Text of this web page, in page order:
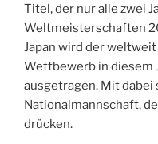
Titel, der nur alle zwei
Weltmeisterschaften
Japan wird der
Wettbewerb in diesem
ausgetragen. Mit
Nationalmannschaft,
drücken.